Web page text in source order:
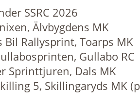
SSRC 2026
Älvbygdens MK
Bil Rallysprint, Toarps MK
Gullabo RC
Sprinttjuren, Dals MK
5, Skillingaryds MK